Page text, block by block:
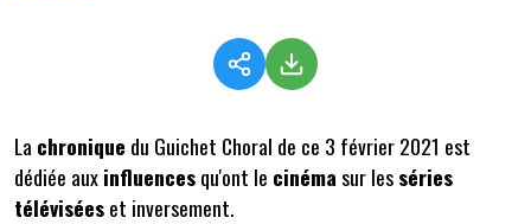
La chronique du Guichet Choral de ce 3 février 2021 est
dédiée auxinfluencesqu'ont le cinémasur lesséries
téléviséeset inversement.